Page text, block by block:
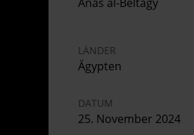
LÄNDER
Ägypten
DATUM
25. November 2024